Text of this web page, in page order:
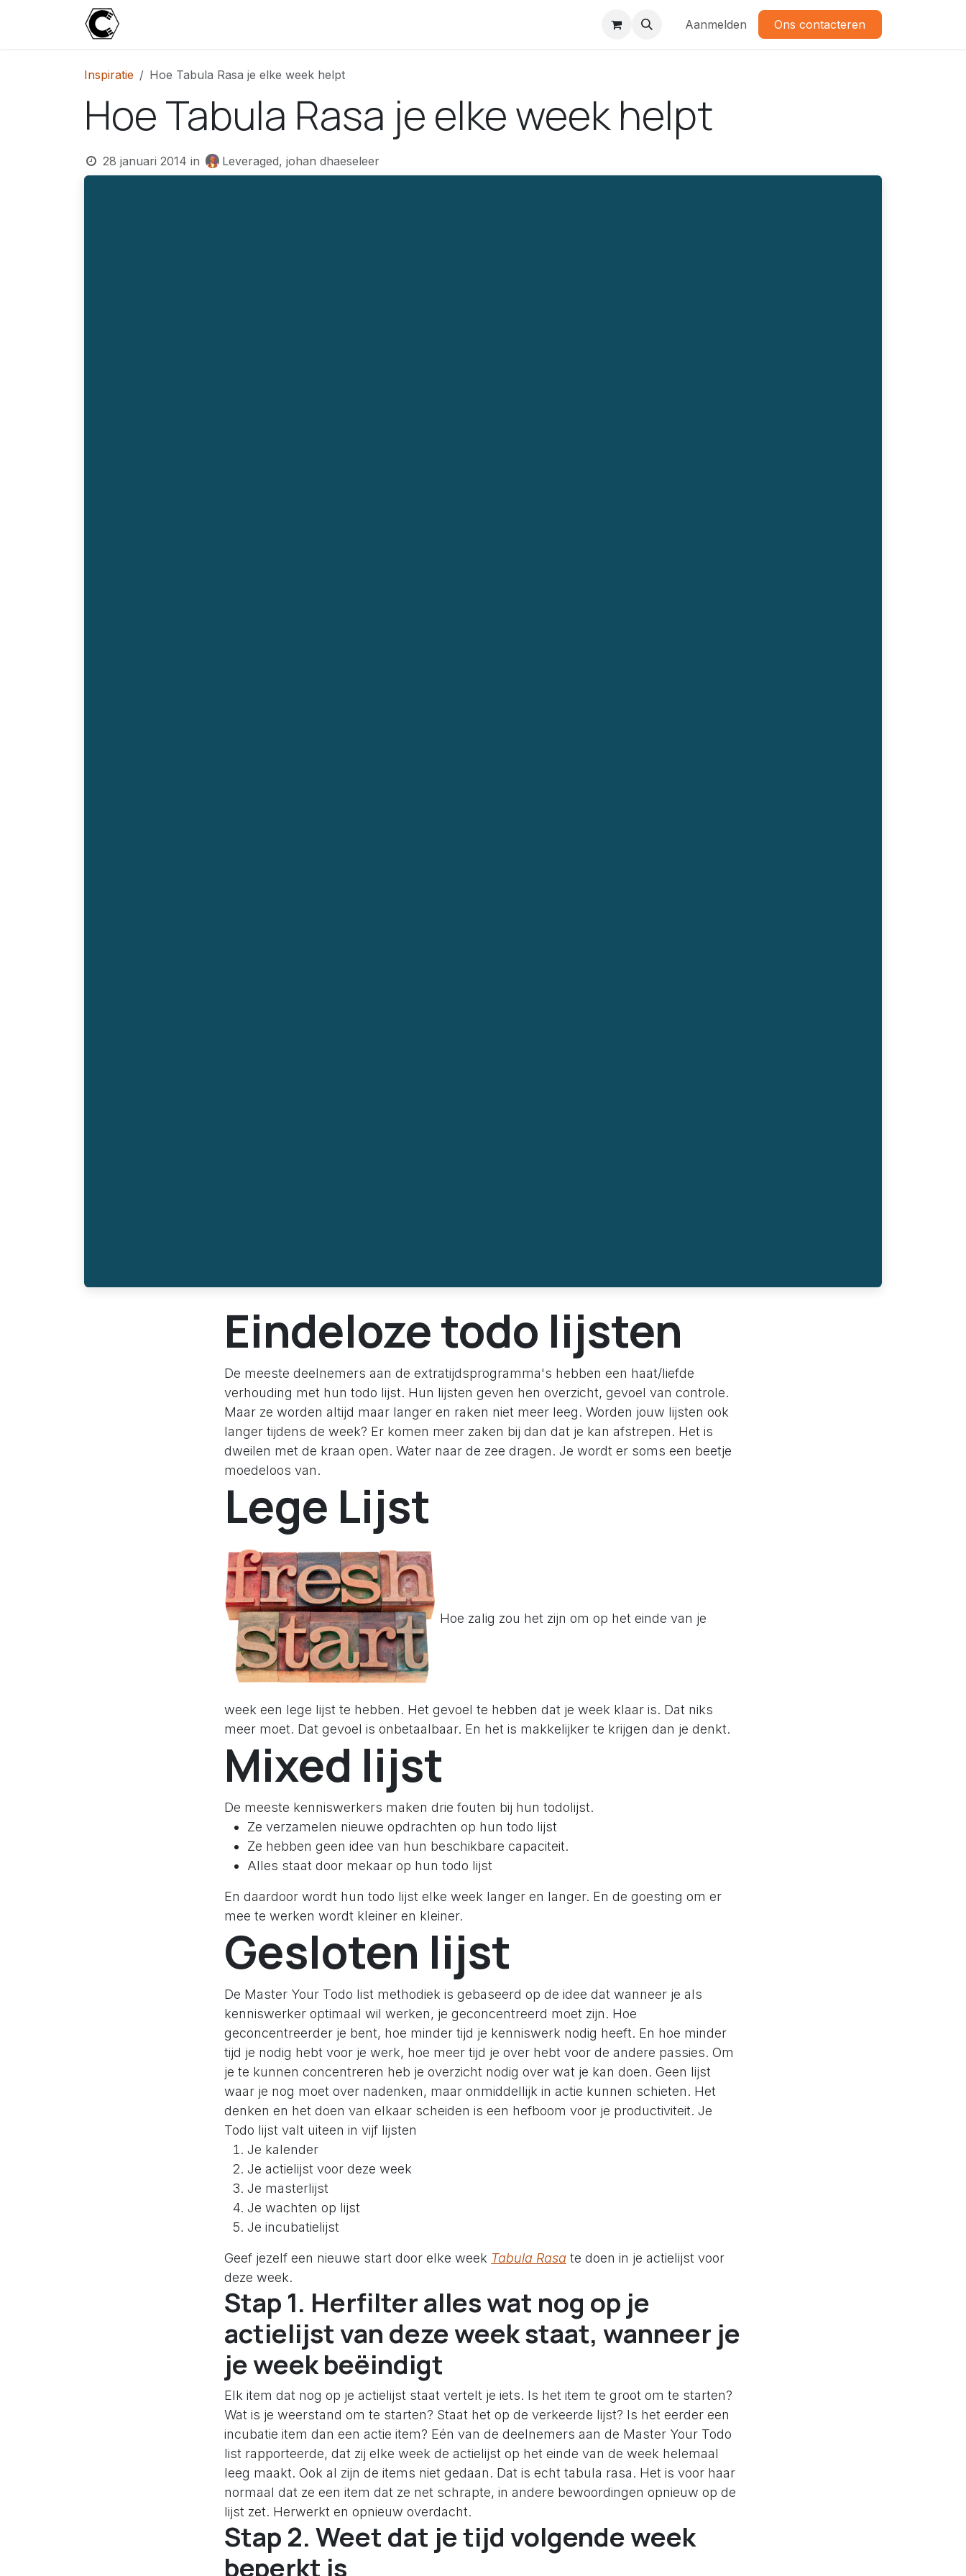
Overslaan naar inhoud
Aanmelden Ons contacteren
Inspiratie Hoe Tabula Rasa je elke week helpt
Hoe Tabula Rasa je elke week helpt
28 januari 2014 in Leveraged, johan dhaeseleer
Eindeloze todo lijsten
De meeste deelnemers aan de extratijdsprogramma's hebben een haat/liefde
verhouding met hun todo lijst. Hun lijsten geven hen overzicht, gevoel van controle.
Maar ze worden altijd maar langer en raken niet meer leeg. Worden jouw lijsten ook
langer tijdens de week? Er komen meer zaken bij dan dat je kan afstrepen. Het is
dweilen met de kraan open. Water naar de zee dragen. Je wordt er soms een beetje
moedeloos van.
Lege Lijst
Hoe zalig zou het zijn om op het einde van je
week een lege lijst te hebben. Het gevoel te hebben dat je week klaar is. Dat niks
meer moet. Dat gevoel is onbetaalbaar. En het is makkelijker te krijgen dan je denkt.
Mixed lijst
De meeste kenniswerkers maken drie fouten bij hun todolijst.
Ze verzamelen nieuwe opdrachten op hun todo lijst
Ze hebben geen idee van hun beschikbare capaciteit.
Alles staat door mekaar op hun todo lijst
En daardoor wordt hun todo lijst elke week langer en langer. En de goesting om er
mee te werken wordt kleiner en kleiner.
Gesloten lijst
De Master Your Todo list methodiek is gebaseerd op de idee dat wanneer je als
kenniswerker optimaal wil werken, je geconcentreerd moet zijn. Hoe
geconcentreerder je bent, hoe minder tijd je kenniswerk nodig heeft. En hoe minder
tijd je nodig hebt voor je werk, hoe meer tijd je over hebt voor de andere passies. Om
je te kunnen concentreren heb je overzicht nodig over wat je kan doen. Geen lijst
waar je nog moet over nadenken, maar onmiddellijk in actie kunnen schieten. Het
denken en het doen van elkaar scheiden is een hefboom voor je productiviteit. Je
Todo lijst valt uiteen in vijf lijsten
Je kalender
Je actielijst voor deze week
Je masterlijst
Je wachten op lijst
Je incubatielijst
Geef jezelf een nieuwe start door elke week Tabula Rasa te doen in je actielijst voor
deze week.
Stap 1. Herfilter alles wat nog op je
actielijst van deze week staat, wanneer je
je week beëindigt
Elk item dat nog op je actielijst staat vertelt je iets. Is het item te groot om te starten?
Wat is je weerstand om te starten? Staat het op de verkeerde lijst? Is het eerder een
incubatie item dan een actie item? Eén van de deelnemers aan de Master Your Todo
list rapporteerde, dat zij elke week de actielijst op het einde van de week helemaal
leeg maakt. Ook al zijn de items niet gedaan. Dat is echt tabula rasa. Het is voor haar
normaal dat ze een item dat ze net schrapte, in andere bewoordingen opnieuw op de
lijst zet. Herwerkt en opnieuw overdacht.
Stap 2. Weet dat je tijd volgende week
beperkt is